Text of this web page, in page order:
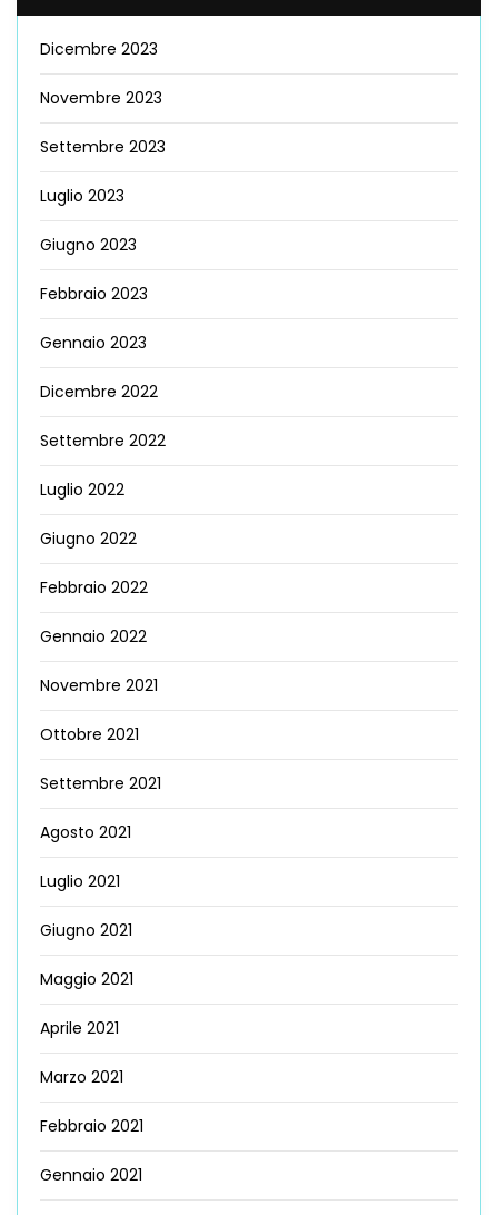
Dicembre 2023
Novembre 2023
Settembre 2023
Luglio 2023
Giugno 2023
Febbraio 2023
Gennaio 2023
Dicembre 2022
Settembre 2022
Luglio 2022
Giugno 2022
Febbraio 2022
Gennaio 2022
Novembre 2021
Ottobre 2021
Settembre 2021
Agosto 2021
Luglio 2021
Giugno 2021
Maggio 2021
Aprile 2021
Marzo 2021
Febbraio 2021
Gennaio 2021